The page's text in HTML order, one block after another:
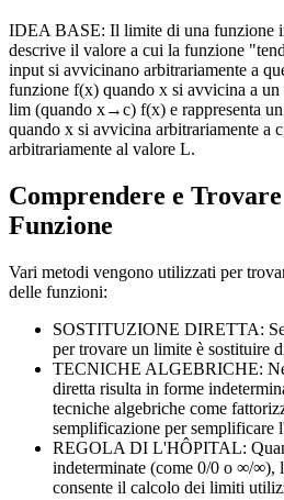
IDEA BASE: Il limite di una funzione
descrive il valore a cui la funzione
input si avvicinano arbitrariamente a
funzione f(x) quando x si avvicina a un
lim (quando x→c) f(x) e rappresenta
quando x si avvicina arbitrariamente a
arbitrariamente al valore L.
Comprendere e
Funzione
Vari metodi vengono utilizzati per
delle funzioni:
SOSTITUZIONE DIRETTA:
per trovare un limite è sostituire
TECNICHE ALGEBRICHE:
diretta risulta in forme
tecniche algebriche come
semplificazione per semplificare
REGOLA DI L'HÔPITAL:
indeterminate (come 0/0 o ∞/∞),
consente il calcolo dei limiti